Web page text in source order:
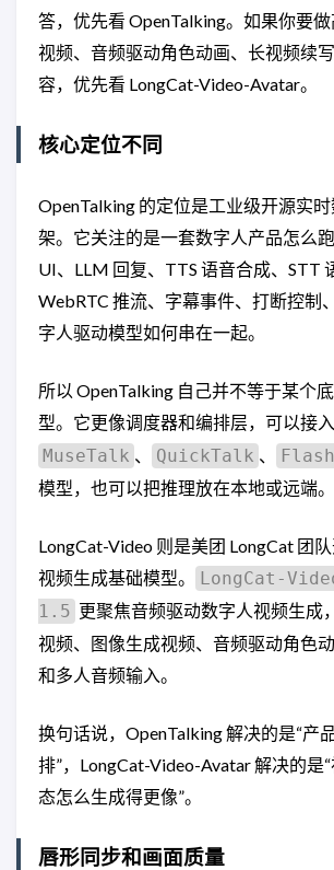
答，优先看 OpenTalking。如果你要
视频、音频驱动角色动画、长视频续
容，优先看 LongCat-Video-Avatar。
核心定位不同
OpenTalking 的定位是工业级开源实
架。它关注的是一套数字人产品怎么
UI、LLM 回复、TTS 语音合成、STT
WebRTC 推流、字幕事件、打断控制
字人驱动模型如何串在一起。
所以 OpenTalking 自己并不等于某个
型。它更像调度器和编排层，可以接入
MuseTalk 、 QuickTalk 、
模型，也可以把推理放在本地或远端。
LongCat-Video 则是美团 LongCat 团
视频生成基础模型。
LongCat-
1.5 更聚焦音频驱动数字人视频生成
视频、图像生成视频、音频驱动角色
和多人音频输入。
换句话说，OpenTalking 解决的是“产
排”，LongCat-Video-Avatar 解决的是
态怎么生成得更像”。
唇形同步和画面质量